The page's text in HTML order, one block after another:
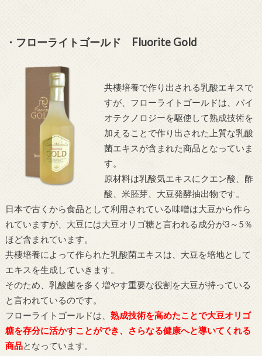
・フローライトゴールド Fluorite Gold
共棲培養で作り出される乳酸エキスで
すが、フローライトゴールドは、バイ
オテクノロジーを駆使して熟成技術を
加えることで作り出された上質な乳酸
菌エキスが含まれた商品となっていま
す。
原材料は乳酸気エキスにクエン酸、酢
酸、米胚芽、大豆発酵抽出物です。
日本で古くから食品として利用されている味噌は大豆から作ら
れていますが、大豆には大豆オリゴ糖と言われる成分が3～5％
ほど含まれています。
共棲培養によって作られた乳酸菌エキスは、大豆を培地として
エキスを生成していきます。
そのため、乳酸菌を多く増やす重要な役割を大豆が持っている
と言われているのです。
フローライトゴールドは、 熟成技術を高めたことで大豆オリゴ
糖を存分に活かすことができ、さらなる健康へと導いてくれる
商品となっています。